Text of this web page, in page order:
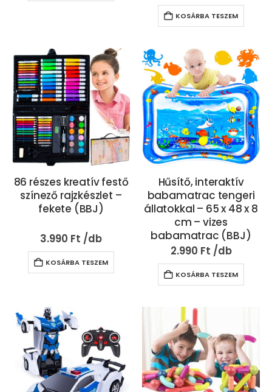
KOSÁRBA TESZEM
86 részes kreatív festő
színező rajzkészlet –
fekete (BBJ)
3.990 Ft
KOSÁRBA TESZEM
Hűsítő, interaktív
babamatrac tengeri
állatokkal – 65 x 48 x 8
cm – vizes
babamatrac (BBJ)
2.990 Ft
KOSÁRBA TESZEM